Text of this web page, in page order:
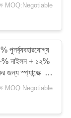
MOQ:Negotiable
পুনর্ব্যবহারযোগ্য
নাইলন + ১২%
জন্য স্প্যান্ডেক্স
কাপড়
MOQ:Negotiable